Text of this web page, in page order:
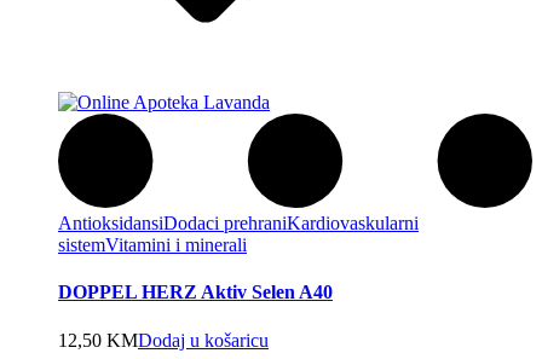
AntioksidansiDodaci prehraniKardiovaskularni
sistemVitamini i minerali
DOPPEL HERZ Aktiv Selen A40
12,50 KMDodaj u košaricu